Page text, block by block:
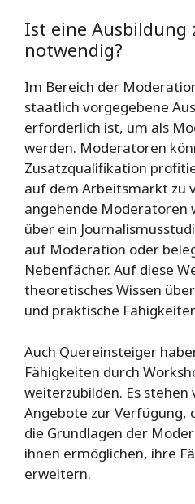
Ist eine
notwendig?
Im Bereich der
staatlich vorgegebene
erforderlich ist, um als
werden. Moderatoren
Zusatzqualifikation
auf dem Arbeitsmarkt zu
angehende Moderatoren
über ein
auf Moderation oder
Nebenfächer. Auf diese
theoretisches Wissen
und praktische
Auch Quereinsteiger
Fähigkeiten durch
weiterzubilden. Es stehen
Angebote zur Verfügung,
die Grundlagen der
ihnen ermöglichen, ihre
erweitern.